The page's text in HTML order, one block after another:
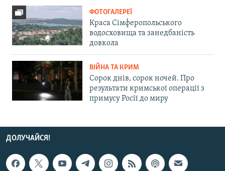
ФОТОГАЛЕРЕЇ
Краса Сімферопольського
водосховища та занедбаність
довкола
ВІЙНА ТА КРИМ
Сорок днів, сорок ночей. Про
результати кримської операції з
примусу Росії до миру
ДОЛУЧАЙСЯ!